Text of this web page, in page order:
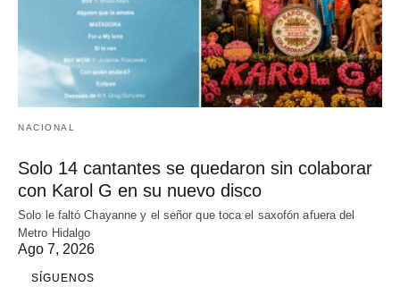
NACIONAL
Solo 14 cantantes se quedaron sin colaborar
con Karol G en su nuevo disco
Solo le faltó Chayanne y el señor que toca el saxofón afuera del
Metro Hidalgo
Ago 7, 2026
SÍGUENOS